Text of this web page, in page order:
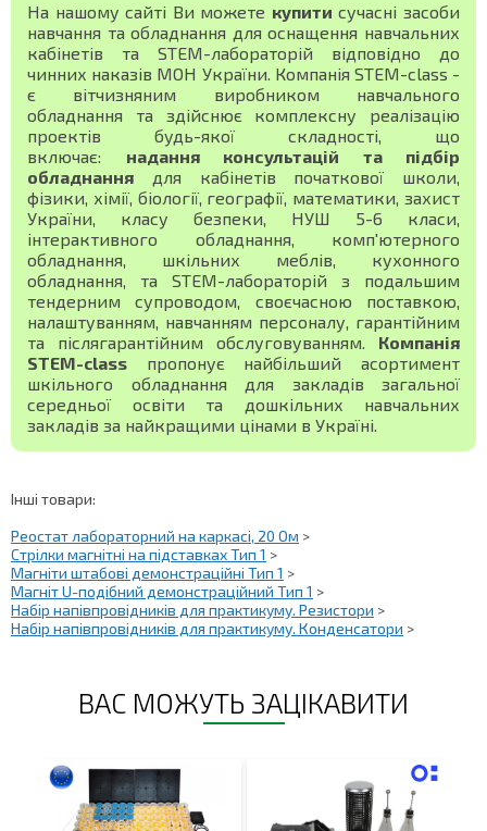
На нашому сайті Ви можете купити сучасні засоби
навчання та обладнання для оснащення навчальних
кабінетів та STEM-лабораторій відповідно до
чинних наказів МОН України. Компанія STEM-class -
є вітчизняним виробником навчального
обладнання та здійснює комплексну реалізацію
проектів будь-якої складності, що
включає: надання консультацій та підбір
обладнання для кабінетів початкової школи,
фізики, хімії, біології, географії, математики, захист
України, класу безпеки, НУШ 5-6 класи,
інтерактивного обладнання, комп'ютерного
обладнання, шкільних меблів, кухонного
обладнання, та STEM-лабораторій з подальшим
тендерним супроводом, своєчасною поставкою,
налаштуванням, навчанням персоналу, гарантійним
та післягарантійним обслуговуванням. Компанія
STEM-class пропонує найбільший асортимент
шкільного обладнання для закладів загальної
середньої освіти та дошкільних навчальних
закладів за найкращими цінами в Україні.
Інші товари:
Реостат лабораторний на каркасі, 20 Ом >
Стрілки магнітні на підставках Тип 1 >
Магніти штабові демонстраційні Тип 1 >
Магніт U-подібний демонстраційний Тип 1 >
Набір напівпровідників для практикуму. Резистори >
Набір напівпровідників для практикуму. Конденсатори >
ВАС МОЖУТЬ ЗАЦІКАВИТИ